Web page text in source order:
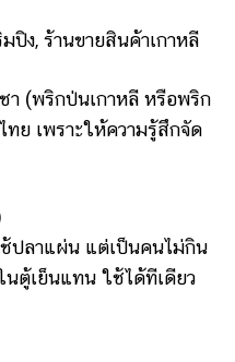
ปิง, ร้านขายสินค้าเกาหลี
(พริกป่นเกาหลี หรือพริก
ย เพราะให้ความรู้สึกจัด
ปลาแผ่น แต่เป็นคนไม่กิน
ตู้เย็นแทน ใช้ได้ทีเดียว